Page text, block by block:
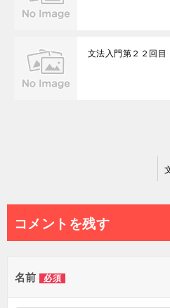
文法入門第２２回
ナ
ビ
ゲ
コメントを残す
名前 必須